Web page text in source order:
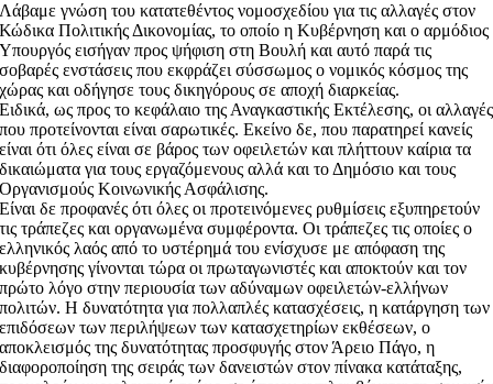
Λάβαμε γνώση του κατατεθέντος νομοσχεδίου για τις αλλαγές στον
Κώδικα Πολιτικής Δικονομίας, το οποίο η Κυβέρνηση και ο αρμόδιος
Υπουργός εισήγαν προς ψήφιση στη Βουλή και αυτό παρά τις
σοβαρές ενστάσεις που εκφράζει σύσσωμος ο νομικός κόσμος της
χώρας και οδήγησε τους δικηγόρους σε αποχή διαρκείας.
Ειδικά, ως προς το κεφάλαιο της Αναγκαστικής Εκτέλεσης, οι αλλαγές
που προτείνονται είναι σαρωτικές. Εκείνο δε, που παρατηρεί κανείς
είναι ότι όλες είναι σε βάρος των οφειλετών και πλήττουν καίρια τα
δικαιώματα για τους εργαζόμενους αλλά και το Δημόσιο και τους
Οργανισμούς Κοινωνικής Ασφάλισης.
Είναι δε προφανές ότι όλες οι προτεινόμενες ρυθμίσεις εξυπηρετούν
τις τράπεζες και οργανωμένα συμφέροντα. Οι τράπεζες τις οποίες ο
ελληνικός λαός από το υστέρημά του ενίσχυσε με απόφαση της
κυβέρνησης γίνονται τώρα οι πρωταγωνιστές και αποκτούν και τον
πρώτο λόγο στην περιουσία των αδύναμων οφειλετών-ελλήνων
πολιτών. Η δυνατότητα για πολλαπλές κατασχέσεις, η κατάργηση των
επιδόσεων των περιλήψεων των κατασχετηρίων εκθέσεων, ο
αποκλεισμός της δυνατότητας προσφυγής στον Άρειο Πάγο, η
διαφοροποίηση της σειράς των δανειστών στον πίνακα κατάταξης,